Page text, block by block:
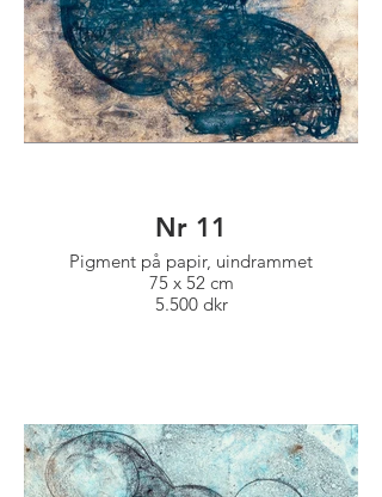
Nr 11
Pigment på papir, uindrammet
75 x 52 cm
5.500 dkr